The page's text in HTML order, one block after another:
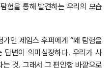
험을 통해 발견하는 우리의 모습
인 제임스 후퍼에게 “왜 탐험을
답변이 의미심장하다. 우리가 사
것. 그래서 그 편안함 바깥으로